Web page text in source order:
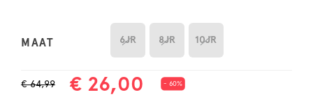
MAAT 6JR 8JR 10JR
€ 64,99 € 26,00 - 60%